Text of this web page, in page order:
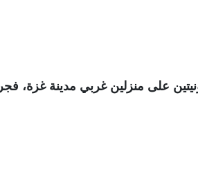
20 شهيدا في غارتين صهيونيتين على منزلين غربي مدينة غزة، فجر